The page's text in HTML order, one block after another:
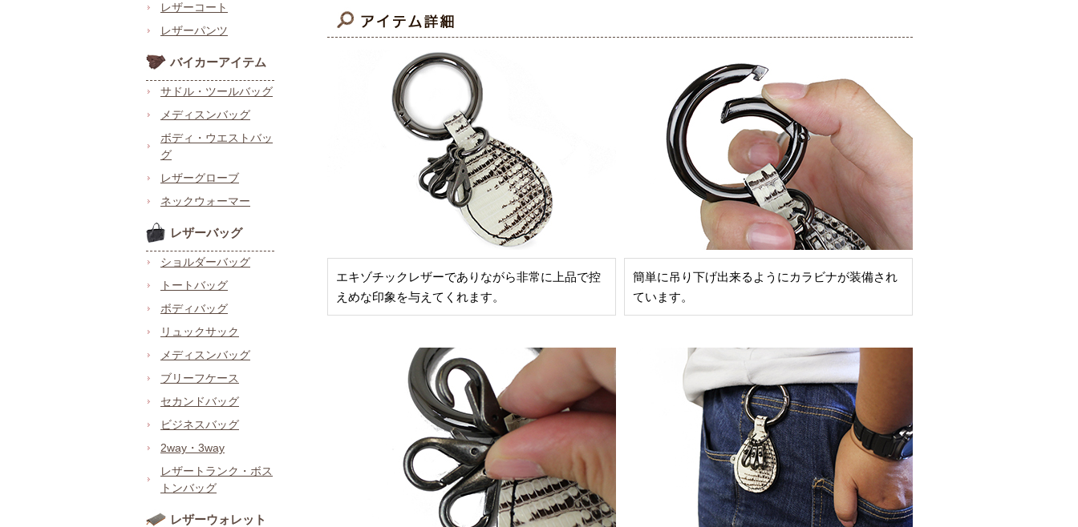
レザーコート
レザーパンツ
バイカーアイテム
サドル・ツールバッグ
メディスンバッグ
ボディ・ウエストバッ
グ
レザーグローブ
ネックウォーマー
レザーバッグ
ショルダーバッグ
トートバッグ
ボディバッグ
リュックサック
メディスンバッグ
ブリーフケース
セカンドバッグ
ビジネスバッグ
2way・3way
レザートランク・ボス
トンバッグ
レザーウォレット
エキゾチックレザーでありながら非常に上品で控
えめな印象を与えてくれます。
簡単に吊り下げ出来るようにカラビナが装備され
ています。